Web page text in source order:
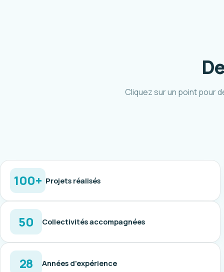
Cliquez sur un point pour
100+ Projets réalisés
50 Collectivités accompagnées
28 Années d'expérience